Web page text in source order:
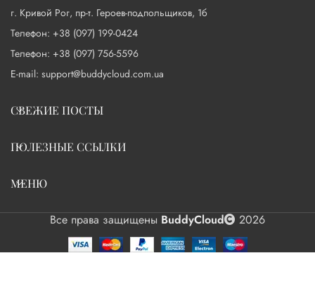
г. Кривой Рог, пр-т. Героев-подпольщиков, 1б
Телефон: +38 (097) 199-0424
Телефон: +38 (097) 756-5596
E-mail: support@buddycloud.com.ua
СВЕЖИЕ ПОСТЫ
ПОЛЕЗНЫЕ ССЫЛКИ
МЕНЮ
Все права защищены BuddyCloud 2026